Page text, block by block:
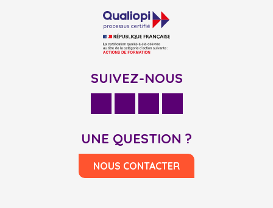
SUIVEZ-NOUS
UNE QUESTION ?
NOUS CONTACTER